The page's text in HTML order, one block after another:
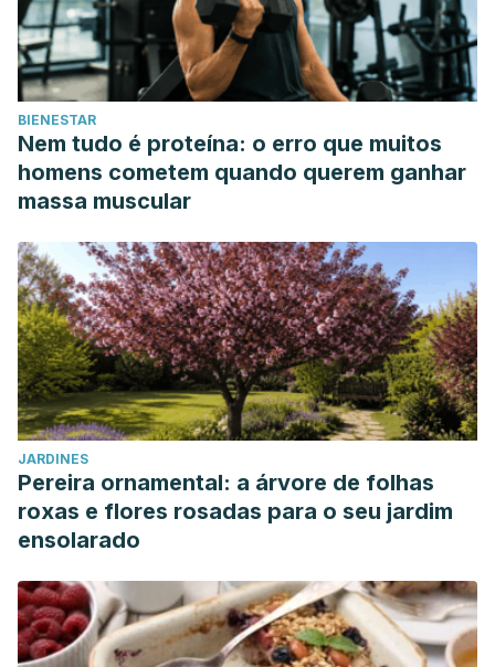
BIENESTAR
Nem tudo é proteína: o erro que muitos
homens cometem quando querem ganhar
massa muscular
JARDINES
Pereira ornamental: a árvore de folhas
roxas e flores rosadas para o seu jardim
ensolarado